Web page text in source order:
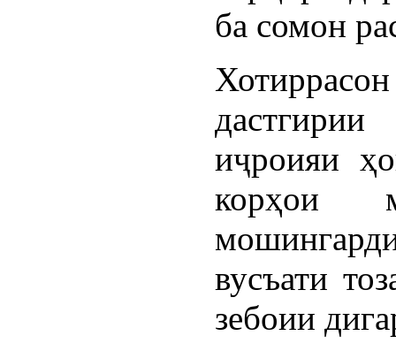
ба сомон
иҷроияи
корҳои
вусъати
зебоии